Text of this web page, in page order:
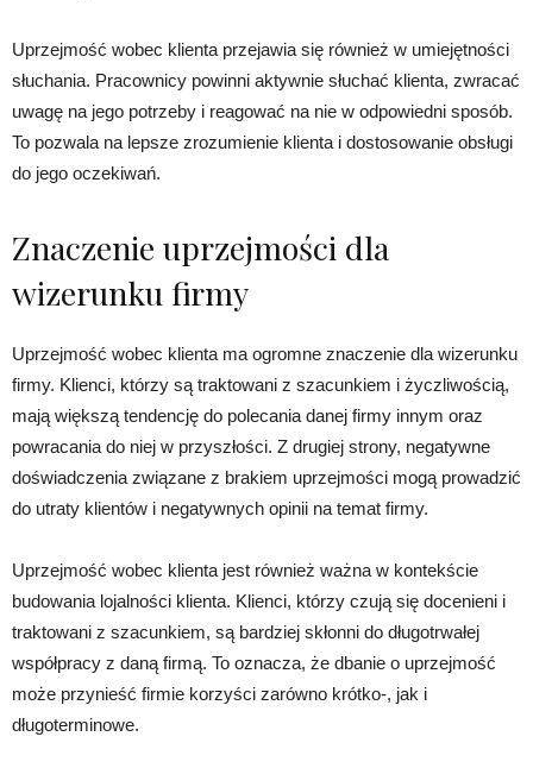
Uprzejmość wobec klienta przejawia się również w umiejętności
słuchania. Pracownicy powinni aktywnie słuchać klienta, zwracać
uwagę na jego potrzeby i reagować na nie w odpowiedni sposób.
To pozwala na lepsze zrozumienie klienta i dostosowanie obsługi
do jego oczekiwań.
Znaczenie uprzejmości dla
wizerunku firmy
Uprzejmość wobec klienta ma ogromne znaczenie dla wizerunku
firmy. Klienci, którzy są traktowani z szacunkiem i życzliwością,
mają większą tendencję do polecania danej firmy innym oraz
powracania do niej w przyszłości. Z drugiej strony, negatywne
doświadczenia związane z brakiem uprzejmości mogą prowadzić
do utraty klientów i negatywnych opinii na temat firmy.
Uprzejmość wobec klienta jest również ważna w kontekście
budowania lojalności klienta. Klienci, którzy czują się docenieni i
traktowani z szacunkiem, są bardziej skłonni do długotrwałej
współpracy z daną firmą. To oznacza, że dbanie o uprzejmość
może przynieść firmie korzyści zarówno krótko-, jak i
długoterminowe.